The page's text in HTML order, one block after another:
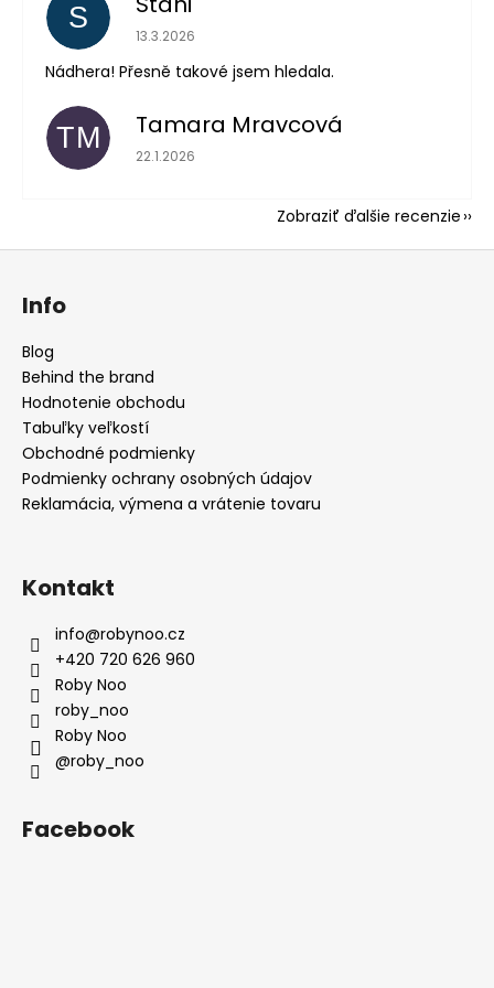
S Hodnotenie obchodu je 5 z 5 hviezdičiek.
13.3.2026
Nádhera! Přesně takové jsem hledala.
TM Tamara Mravcová
Hodnotenie obchodu je 5 z 5 hviezdičiek.
22.1.2026
Zobraziť ďalšie recenzie
Z
Info
Blog
Behind the brand
Hodnotenie obchodu
Tabuľky veľkostí
Obchodné podmienky
Podmienky ochrany osobných údajov
Reklamácia, výmena a vrátenie tovaru
Kontakt
info@robynoo.cz
+420 720 626 960
Roby Noo
roby_noo
Roby Noo
@roby_noo
Facebook